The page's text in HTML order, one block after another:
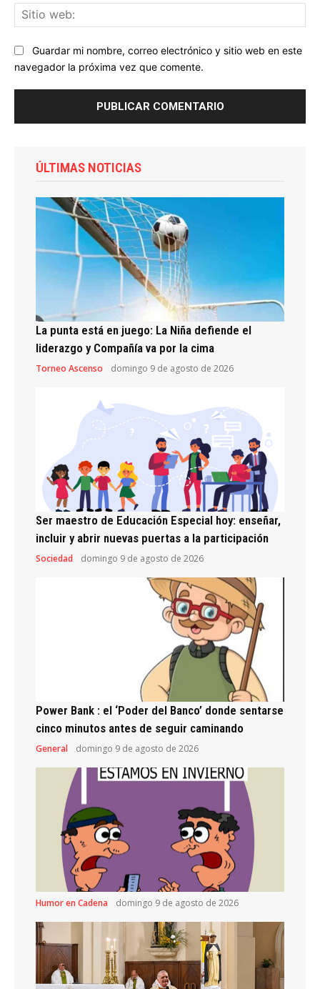
Guardar mi nombre, correo electrónico y sitio web en este
navegador la próxima vez que comente.
ÚLTIMAS NOTICIAS
La punta está en juego: La Niña defiende el
liderazgo y Compañía va por la cima
Torneo Ascenso domingo 9 de agosto de 2026
Ser maestro de Educación Especial hoy: enseñar,
incluir y abrir nuevas puertas a la participación
Sociedad domingo 9 de agosto de 2026
Power Bank : el ‘Poder del Banco’ donde sentarse
cinco minutos antes de seguir caminando
General domingo 9 de agosto de 2026
Humor en Cadena domingo 9 de agosto de 2026